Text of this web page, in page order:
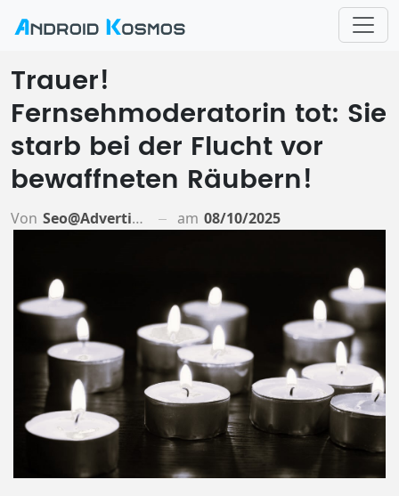
Trauer!
Fernsehmoderatorin tot: Sie
starb bei der Flucht vor
bewaffneten Räubern!
Von Seo@advertiso.de am 08/10/2025